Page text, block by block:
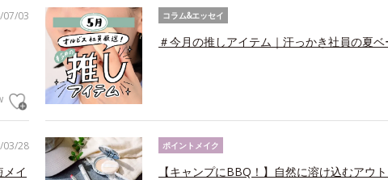
07/03 コラム&エッセイ
＃今月の推しアイテム｜汗っかき社員の夏
03/28
イ
ポイントメイク
【キャンプにBBQ！】自然に溶け込むアウ